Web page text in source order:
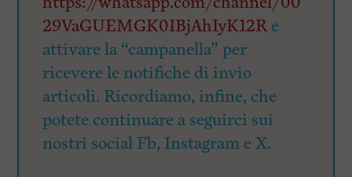
29VaGUEMGK0IBjAhIyK12Re
attivare la “campanella” per
ricevere le notifiche di invio
articoli. Ricordiamo, infine, che
potete continuare a seguirci sui
nostri social Fb, Instagram e X.